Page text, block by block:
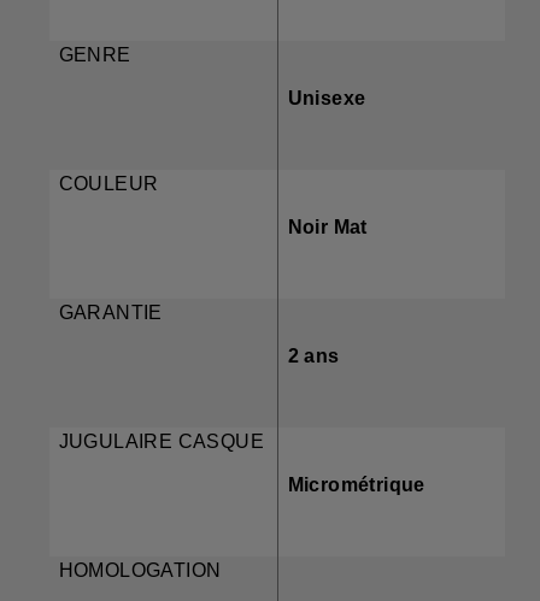
GENRE
Unisexe
COULEUR
Noir Mat
GARANTIE
2 ans
JUGULAIRE CASQUE
Micrométrique
HOMOLOGATION